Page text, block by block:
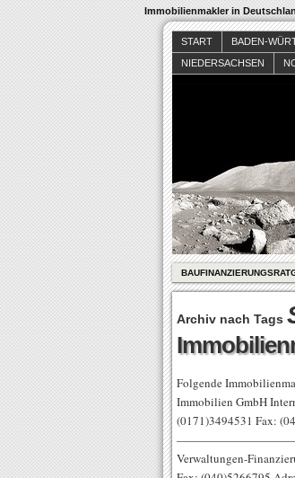
Immobilienmakler in
START BADEN-
NIEDERSACHSEN
Archiv nach Tags
Folgende
Immobilien GmbH
(0171)3494531 Fax:
Verwaltungen-